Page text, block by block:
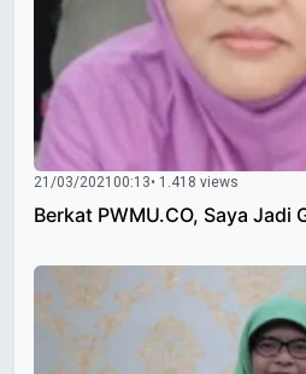
21/03/202100:13• 1.418 views
Berkat PWMU.CO, Saya Jadi